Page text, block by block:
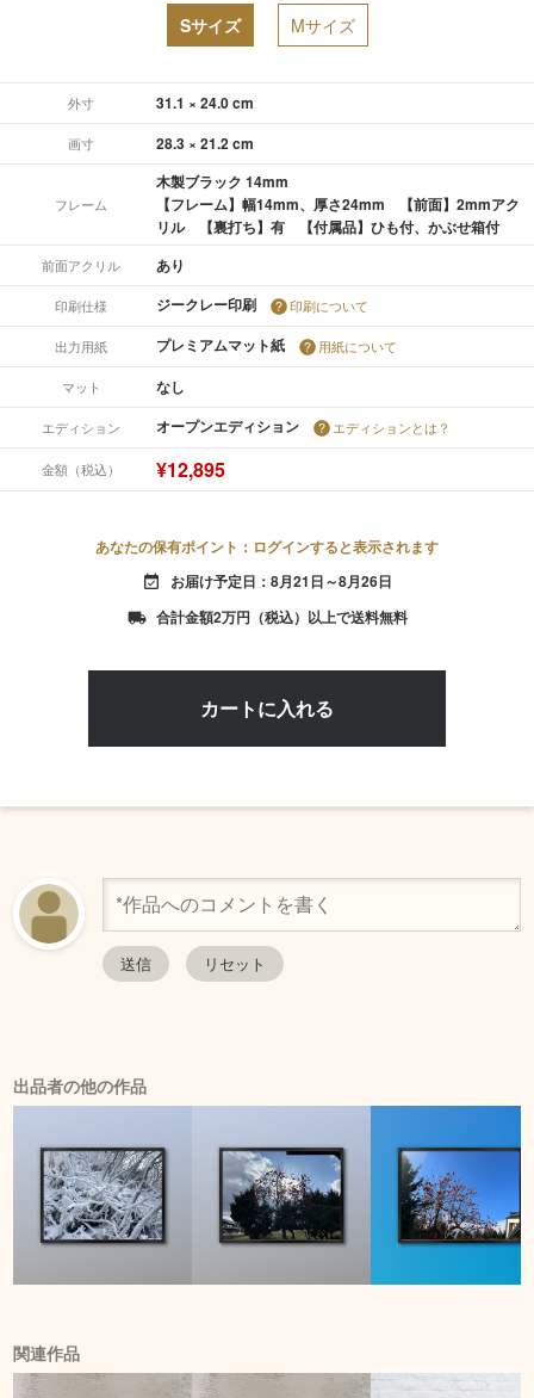
Sサイズ Mサイズ
外寸 31.1 × 24.0 cm
画寸 28.3 × 21.2 cm
フレーム
木製ブラック 14mm
【フレーム】幅14mm、厚さ24mm 【前面】2mmアク
リル 【裏打ち】有 【付属品】ひも付、かぶせ箱付
前面アクリル あり
印刷仕様 ジークレー印刷 印刷について
出力用紙 プレミアムマット紙 用紙について
マット なし
エディション オープンエディション エディションとは？
金額（税込） ¥12,895
あなたの保有ポイント：ログインすると表示されます
event_available お届け予定日：8月21日～8月26日
local_shipping 合計金額2万円（税込）以上で送料無料
出品者の他の作品
関連作品